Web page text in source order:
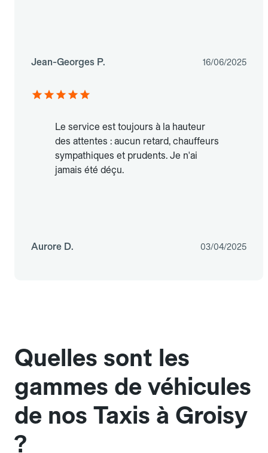
Jean-Georges P. 16/06/2025
Le service est toujours à la hauteur
des attentes : aucun retard, chauffeurs
sympathiques et prudents. Je n'ai
jamais été déçu.
Aurore D. 03/04/2025
Quelles sont les
gammes de véhicules
de nos Taxis à Groisy
?